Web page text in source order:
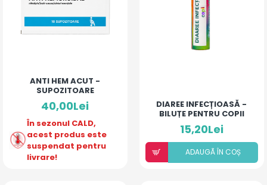
ANTI HEM ACUT -
SUPOZITOARE
40,00Lei
În sezonul CALD,
acest produs este
suspendat pentru
livrare!
DIAREE INFECȚIOASĂ -
BILUȚE PENTRU COPII
15,20Lei
ADAUGÃ ÎN COȘ